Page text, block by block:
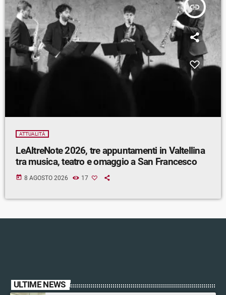
insert_link
ATTUALITÀ
LeAltreNote 2026, tre appuntamenti in Valtellina
tra musica, teatro e omaggio a San Francesco
today 8 AGOSTO 2026 17
ULTIME NEWS